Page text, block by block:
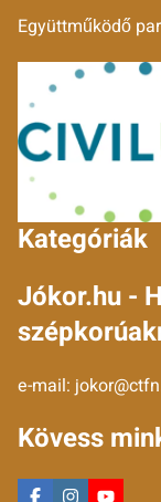
Együttműködő
Kategóriák
Jókor.hu -
e-mail:
Kövess